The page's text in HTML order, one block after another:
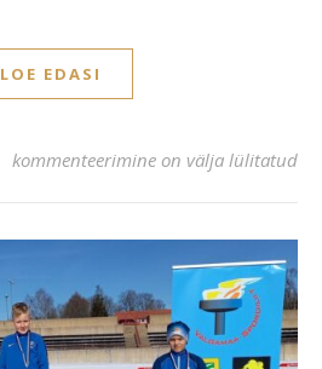
LOE EDASI
Lüllemäele eriauhind terviseradade
kommenteerimine on välja lülitatud